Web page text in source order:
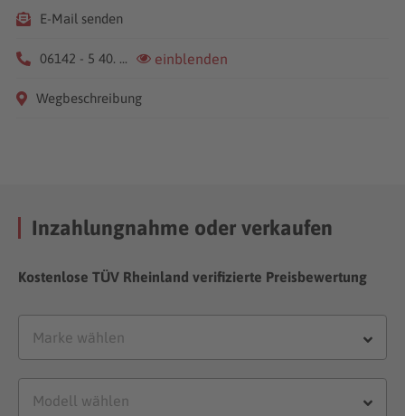
E-Mail senden
06142 - 5 40. ... einblenden
Wegbeschreibung
Inzahlungnahme oder verkaufen
Kostenlose TÜV Rheinland verifizierte Preisbewertung